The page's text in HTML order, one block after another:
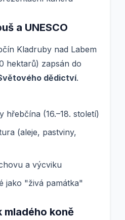
a UNESCO
Kladruby nad Labem
hektarů) zapsán do
dědictví.
hřebčína (16.–18. století)
(aleje, pastviny,
a výcviku
jako "živá památka"
mladého koně